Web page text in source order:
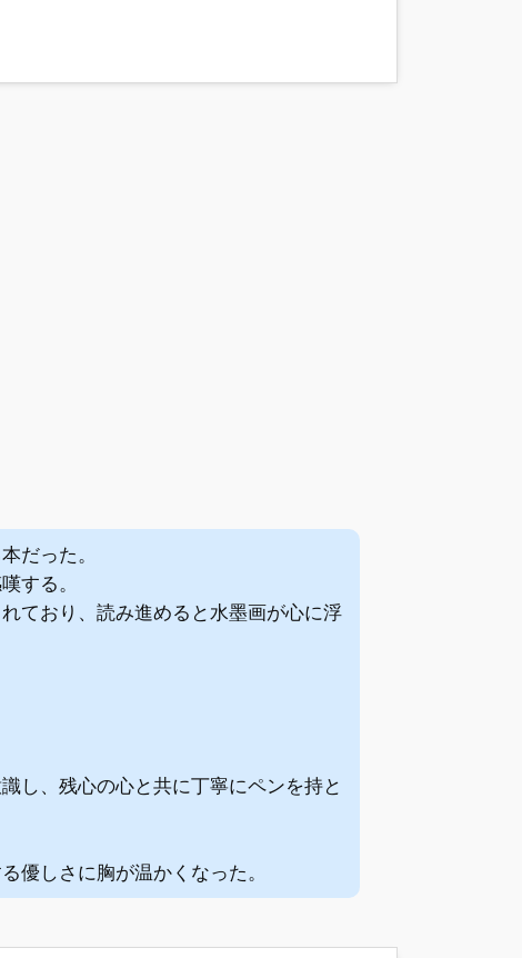
だった。
する。
ており、読み進めると水墨画が心に浮
し、残心の心と共に丁寧にペンを持と
優しさに胸が温かくなった。